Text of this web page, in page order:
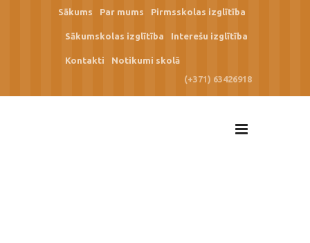
Sākums Par mums Pirmsskolas izglītība
Sākumskolas izglītība Interešu izglītība
Kontakti
Notikumi skolā
(+371) 63426918